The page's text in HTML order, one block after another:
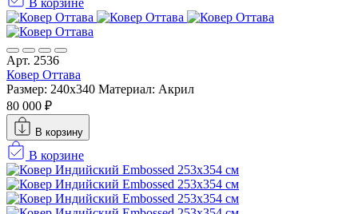
Арт. 2536
Ковер Оттава
Размер: 240x340 Материал: Акрил
80 000 ₽
В корзину
В корзине